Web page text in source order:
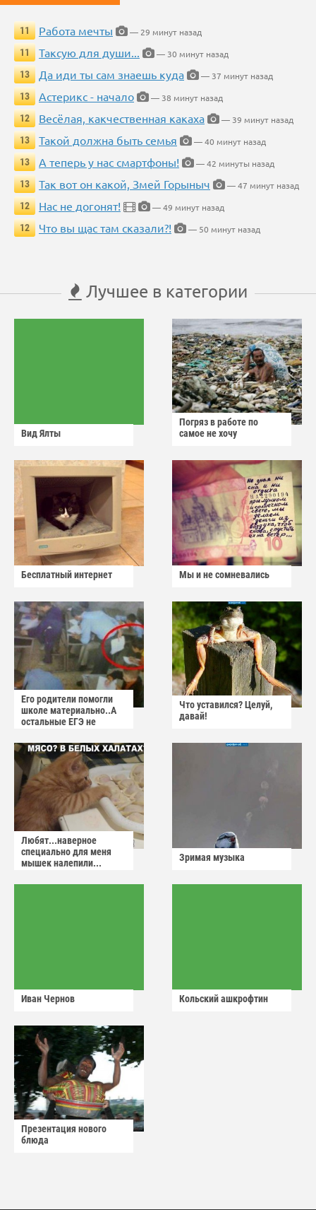
11 Работа мечты
— 29 минут назад
11
Таксую для души...
— 30 минут назад
13
Да иди ты сам знаешь куда
— 37 минут назад
13
Астерикс - начало
— 38 минут назад
12
Весёлая, какчественная какаха
— 39 минут назад
13
Такой должна быть семья
— 40 минут назад
13
А теперь у нас смартфоны!
— 42 минуты назад
13
Так вот он какой, Змей Горыныч
— 47 минут назад
12
Нас не догонят!
— 49 минут назад
12
Что вы щас там сказали?! — 50 минут назад
Лучшее в категории
Вид Ялты
Погряз в работе по
самое не хочу
Бесплатный интернет Мы и не сомневались
Его родители помогли
школе материально..А
остальные ЕГЭ не
Что уставился? Целуй,
давай!
Любят...наверное
специально для меня
мышек налепили...
Зримая музыка
Иван Чернов Кольский ашкрофтин
Презентация нового
блюда